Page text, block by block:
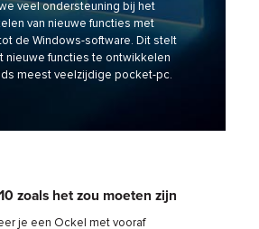
veel ondersteuning bij het
van nieuwe functies met
de Windows-software. Dit stelt
nieuwe functies te ontwikkelen
meest veelzijdige pocket-pc.
zoals het zou moeten zijn
je een Ockel met vooraf